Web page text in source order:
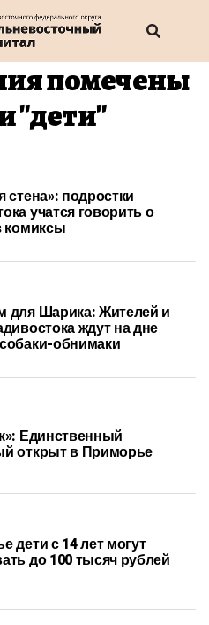
помечены
"дети"
стена»: подростки
учатся говорить о
комиксы
для Шарика: Жителей и
ждут на дне
обнимаки
Единственный
открыт в Приморье
дети с 14 лет могут
до 100 тысяч рублей